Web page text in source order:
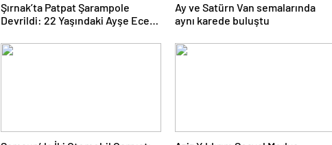
Şırnak’ta Patpat Şarampole
Devrildi: 22 Yaşındaki Ayşe Ece
Ay ve Satürn Van semalarında
aynı karede buluştu